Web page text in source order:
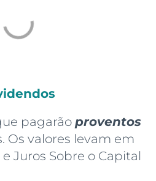
pagarão proventos
Os valores levam em
Juros Sobre o Capital